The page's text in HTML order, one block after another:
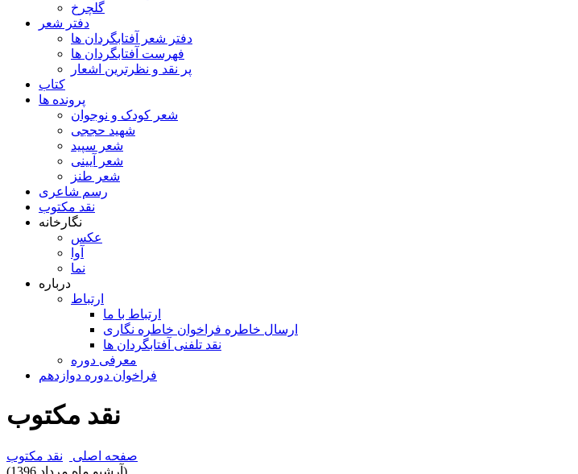
گلچرخ
دفتر شعر
دفتر شعر آفتابگردان ها
فهرست آفتابگردان ها
پر نقد و نظرترین اشعار
کتاب
پرونده ها
شعر کودک و نوجوان
شهید حججی
شعر سپید
شعر آیینی
شعر طنز
رسم شاعری
نقد مکتوب
نگارخانه
عکس
آوا
نما
درباره
ارتباط
ارتباط با ما
ارسال خاطره فراخوان خاطره نگاری
نقد تلفنی آفتابگردان ها
معرفی دوره
فراخوان دوره دوازدهم
نقد مکتوب
صفحه اصلی
نقد مکتوب
(آرشیو ماه مرداد 1396)